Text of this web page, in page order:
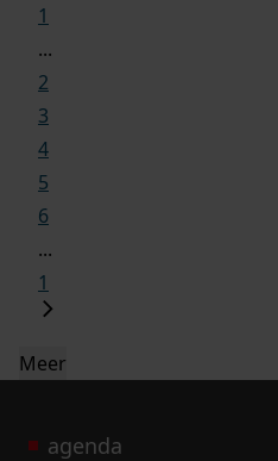
1
...
2
3
4
5
6
...
1
Meer
agenda